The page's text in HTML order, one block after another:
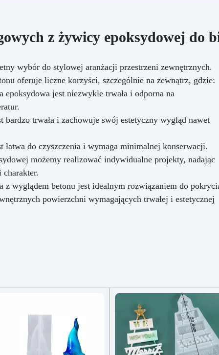
z żywicy epoksydowej do
wybór do stylowej aranżacji przestrzeni zewnętrznych.
oferuje liczne korzyści, szczególnie na zewnątrz, gdzie:
jest niezwykle trwała i odporna na
bardzo trwała i zachowuje swój estetyczny wygląd nawet
do czyszczenia i wymaga minimalnej konserwacji.
możemy realizować indywidualne projekty, nadając
charakter.
wyglądem betonu jest idealnym rozwiązaniem do
powierzchni wymagających trwałej i estetycznej